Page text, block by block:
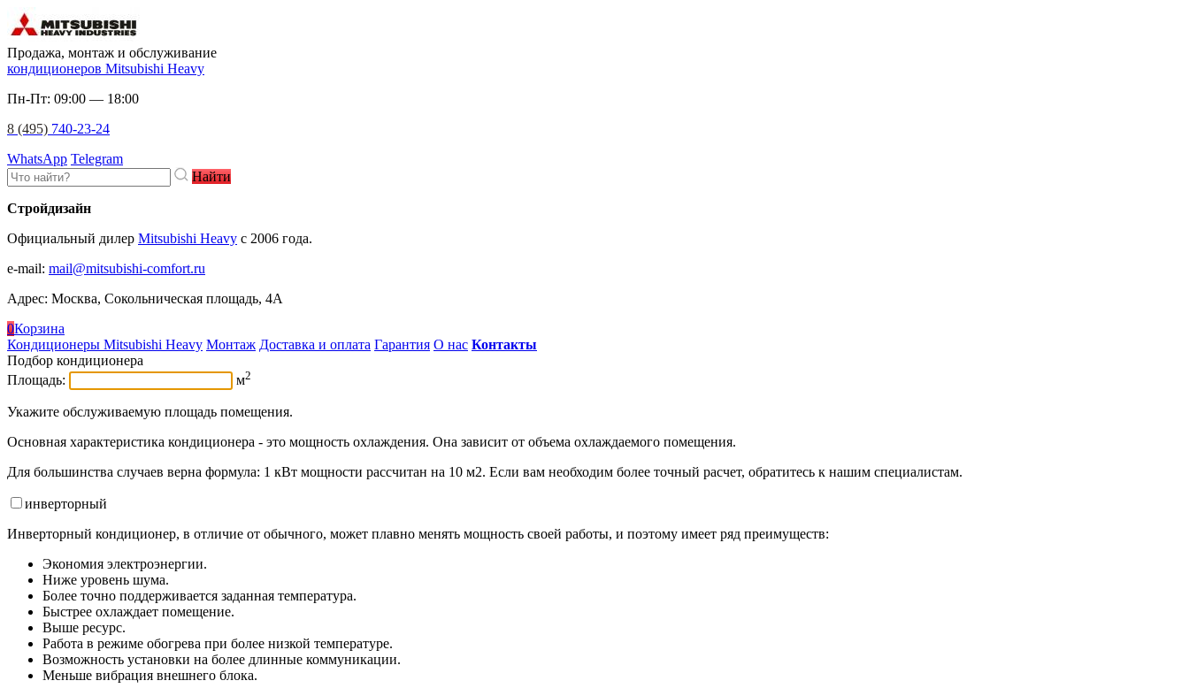
Продажа, монтаж и обслуживание
кондиционеров Mitsubishi Heavy
Пн-Пт: 09:00 — 18:00
8 (495) 740-23-24
WhatsApp Telegram
Найти
Стройдизайн
Официальный дилер Mitsubishi Heavy c 2006 года.
e-mail: mail@mitsubishi-comfort.ru
Адрес: Москва, Сокольническая площадь, 4А
0Корзина
Кондиционеры Mitsubishi Heavy Монтаж Доставка и оплата Гарантия О нас Контакты
Подбор кондиционера
Площадь:
м2
Укажите обслуживаемую площадь помещения.
Основная характеристика кондиционера - это мощность охлаждения. Она зависит от объема охлаждаемого помещения.
Для большинства случаев верна формула: 1 кВт мощности рассчитан на 10 м2. Если вам необходим более точный расчет, обратитесь к нашим специалистам.
инверторный
Инверторный кондиционер, в отличие от обычного, может плавно менять мощность своей работы, и поэтому имеет ряд преимуществ:
Экономия электроэнергии.
Ниже уровень шума.
Более точно поддерживается заданная температура.
Быстрее охлаждает помещение.
Выше ресурс.
Работа в режиме обогрева при более низкой температуре.
Возможность установки на более длинные коммуникации.
Меньше вибрация внешнего блока.